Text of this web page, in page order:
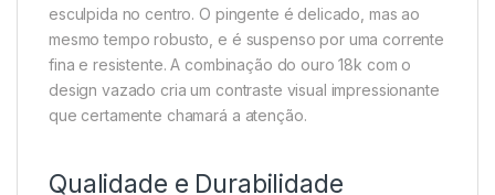
esculpida no centro. O pingente é delicado, mas ao
mesmo tempo robusto, e é suspenso por uma corrente
fina e resistente. A combinação do ouro 18k com o
design vazado cria um contraste visual impressionante
que certamente chamará a atenção.
Qualidade e Durabilidade